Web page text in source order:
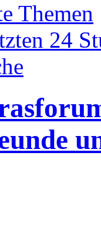
Themen
24